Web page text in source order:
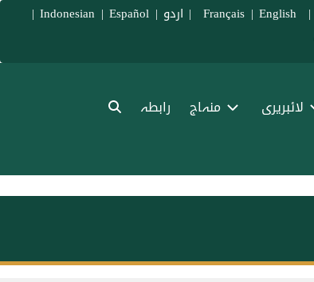
|
Français
| English
| اردو |
Indonesian |Español
|
لائبریری منہاج رابطہ